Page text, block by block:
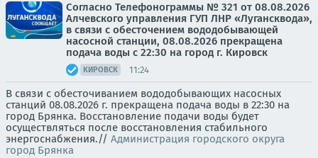
Согласно Телефонограммы № 321 от 08.08.2026
Алчевского управления ГУП ЛНР «Лугансквода»,
в связи с обесточением вододобывающей
насосной станции, 08.08.2026 прекращена
подача воды с 22:30 на город г. Кировск
КИРОВСК 11:24
В связи с обесточиванием вододобывающих насосных
станций 08.08.2026 г. прекращена подача воды в 22:30 на
город Брянка. Восстановление подачи воды будет
осуществляться после восстановления стабильного
энергоснабжения.// Администрация городского округа
город Брянка